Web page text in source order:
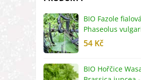
BIO Fazole
Phaseolus
54 Kč
BIO Hořčice